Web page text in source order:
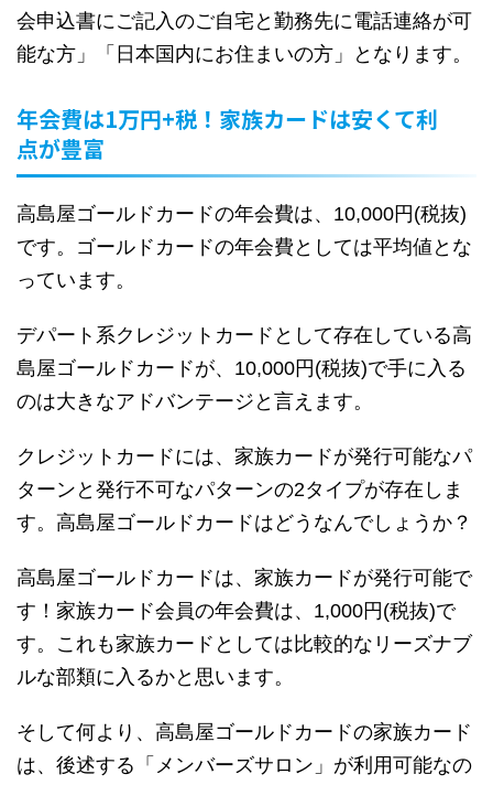
会申込書にご記入のご自宅と勤務先に電話連絡が可
能な方」「日本国内にお住まいの方」となります。
年会費は1万円+税！家族カードは安くて利
点が豊富
高島屋ゴールドカードの年会費は、10,000円(税抜)
です。ゴールドカードの年会費としては平均値とな
っています。
デパート系クレジットカードとして存在している高
島屋ゴールドカードが、10,000円(税抜)で手に入る
のは大きなアドバンテージと言えます。
クレジットカードには、家族カードが発行可能なパ
ターンと発行不可なパターンの2タイプが存在しま
す。高島屋ゴールドカードはどうなんでしょうか？
高島屋ゴールドカードは、家族カードが発行可能で
す！家族カード会員の年会費は、1,000円(税抜)で
す。これも家族カードとしては比較的なリーズナブ
ルな部類に入るかと思います。
そして何より、高島屋ゴールドカードの家族カード
は、後述する「メンバーズサロン」が利用可能なの